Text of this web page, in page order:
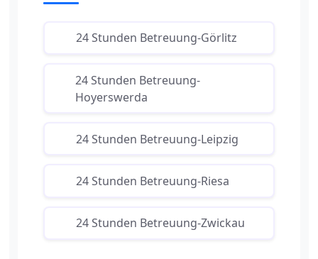
24 Stunden Betreuung-Görlitz
24 Stunden Betreuung-
Hoyerswerda
24 Stunden Betreuung-Leipzig
24 Stunden Betreuung-Riesa
24 Stunden Betreuung-Zwickau